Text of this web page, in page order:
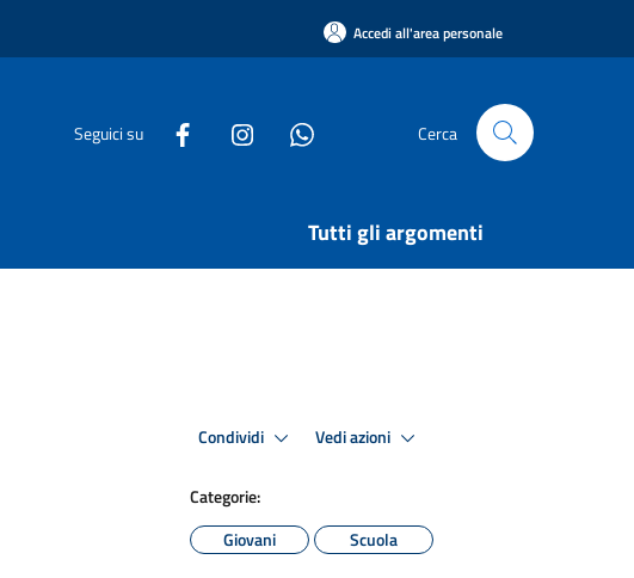
Accedi all'area personale
Seguici su Cerca
Tutti gli argomenti
Condividi Vedi azioni
Categorie:
Giovani
Scuola